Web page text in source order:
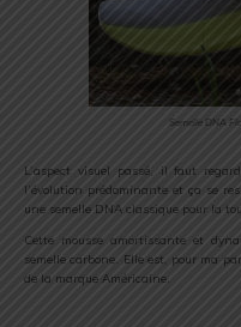
Semelle DNA
L’aspect visuel passé, il faut
l’évolution prédominante et ça se
une semelle DNA classique pour la
Cette mousse amortissante et
semelle carbone. Elle est, pour ma
de la marque Américaine.